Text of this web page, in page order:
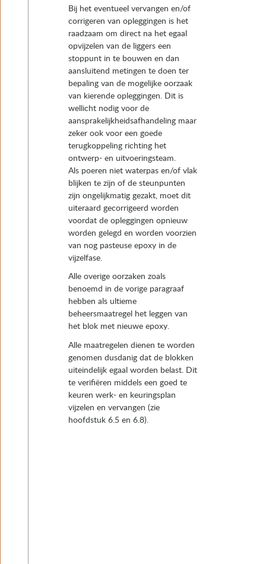
Bij het eventueel vervangen en/of
corrigeren van opleggingen is het
raadzaam om direct na het egaal
opvijzelen van de liggers een
stoppunt in te bouwen en dan
aansluitend metingen te doen ter
bepaling van de mogelijke oorzaak
van kierende opleggingen. Dit is
wellicht nodig voor de
aansprakelijkheidsafhandeling maar
zeker ook voor een goede
terugkoppeling richting het
ontwerp- en uitvoeringsteam.
Als poeren niet waterpas en/of vlak
blijken te zijn of de steunpunten
zijn ongelijkmatig gezakt, moet dit
uiteraard gecorrigeerd worden
voordat de opleggingen opnieuw
worden gelegd en worden voorzien
van nog pasteuse epoxy in de
vijzelfase.
Alle overige oorzaken zoals
benoemd in de vorige paragraaf
hebben als ultieme
beheersmaatregel het leggen van
het blok met nieuwe epoxy.
Alle maatregelen dienen te worden
genomen dusdanig dat de blokken
uiteindelijk egaal worden belast. Dit
te verifiëren middels een goed te
keuren werk- en keuringsplan
vijzelen en vervangen (zie
hoofdstuk 6.5 en 6.8).